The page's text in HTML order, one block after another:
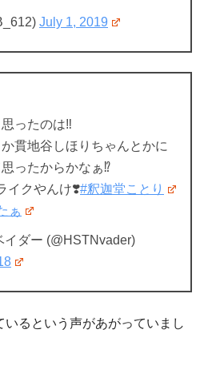
July 1, 2019
ったのは‼️
貫地谷しほりちゃんとかに
ったからかなぁ⁉️
イクやんけ❣️#釈迦堂ことり
ぁ
ダー (@HSTNvader)
るという声があがっていまし